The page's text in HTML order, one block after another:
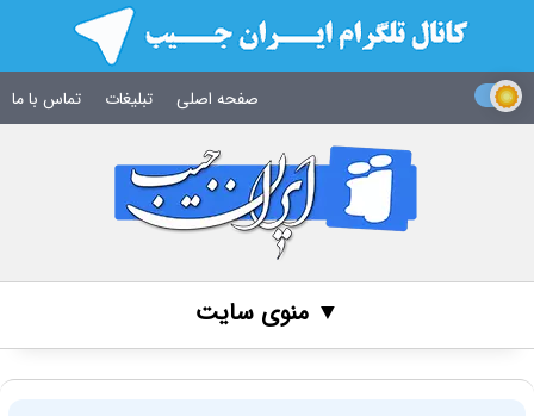
صفحه اصلی تبلیغات تماس با ما
▼ منوی سایت